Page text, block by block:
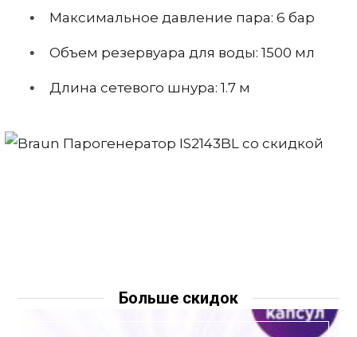
Максимальное давление пара: 6 бар
Объeм резервуара для воды: 1500 мл
Длина сетевого шнура: 1.7 м
Больше скидок